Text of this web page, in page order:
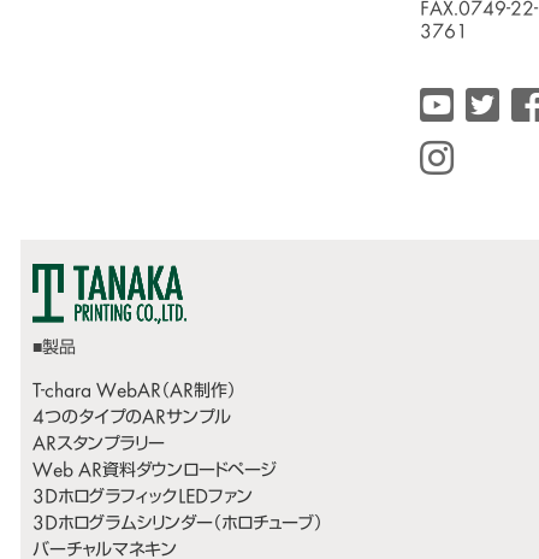
FAX.0749-22-
3761
T-chara WebAR（AR制作）
4つのタイプのARサンプル
ARスタンプラリー
Web AR資料ダウンロードページ
3DホログラフィックLEDファン
3Dホログラムシリンダー（ホロチューブ）
バーチャルマネキン